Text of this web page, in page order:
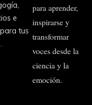
e
tus
para aprender,
inspirarse y
transformar
voces desde la
ciencia y la
emoción.